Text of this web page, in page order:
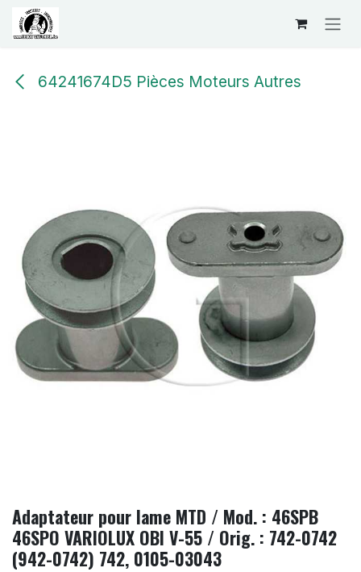
Se rendre au contenu
64241674D5 Pièces Moteurs Autres
Adaptateur pour lame MTD / Mod. : 46SPB
46SPO VARIOLUX OBI V-55 / Orig. : 742-0742
(942-0742) 742, 0105-03043